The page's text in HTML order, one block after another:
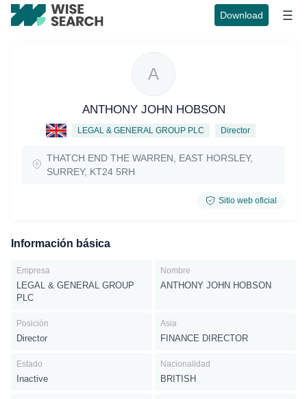
Download
A
ANTHONY JOHN HOBSON
LEGAL & GENERAL GROUP PLC Director
THATCH END THE WARREN, EAST HORSLEY,
SURREY, KT24 5RH
Sitio web oficial
Información básica
Empresa
LEGAL & GENERAL GROUP
PLC
Nombre
ANTHONY JOHN HOBSON
Posición
Director
Asia
FINANCE DIRECTOR
Estado
Inactive
Nacionalidad
BRITISH